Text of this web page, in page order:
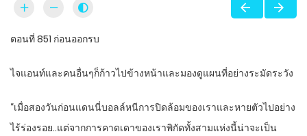
ตอนที่ 851 ก่อนออกรบ
ไจแอนท์และคนอื่นๆก็ก้าวไปข้างหน้าและมองดูแผนที่อย่างระมัดระวัง
“เมื่อสองวันก่อนแดนนี่บอลล์หนีการปิดล้อมของเราและหายตัวไปอย่าง
ไร้ร่องรอย..แต่จากการคาดเดาของเราพิกัดทั้งสามแห่งนี้น่าจะเป็น